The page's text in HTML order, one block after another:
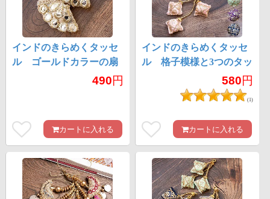
インドのきらめくタッセ
ル ゴールドカラーの扇
490円
カートに入れる
インドのきらめくタッセ
ル 格子模様と3つのタッ
580円
(1)
カートに入れる